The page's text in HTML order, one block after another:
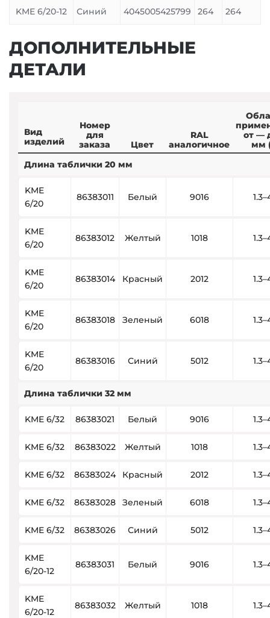
KME 6/20-12 Синий 4045005425799 264 264
ДОПОЛНИТЕЛЬНЫЕ
ДЕТАЛИ
Вид
изделий
Номер
для
заказа
Цвет
RAL
аналогичное
от —
мм
Длина таблички 20 мм
KME
6/20
86383011 Белый 9016
KME
6/20
86383012 Желтый 1018
KME
6/20
86383014 Красный 2012
KME
6/20
86383018 Зеленый 6018
KME
6/20
86383016 Синий 5012
Длина таблички 32 мм
KME 6/32 86383021 Белый 9016
KME 6/32 86383022 Желтый 1018
KME 6/32 86383024 Красный 2012
KME 6/32 86383028 Зеленый 6018
KME 6/32 86383026 Синий 5012
KME
6/20-12
86383031 Белый 9016
KME
6/20-12
86383032 Желтый 1018